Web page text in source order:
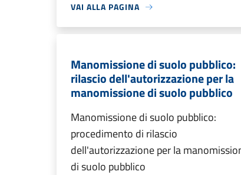
VAI ALLA PAGINA
Manomissione di suolo pubblico:
rilascio dell'autorizzazione per la
manomissione di suolo pubblico
Manomissione di suolo pubblico:
procedimento di rilascio
dell'autorizzazione per la
di suolo pubblico